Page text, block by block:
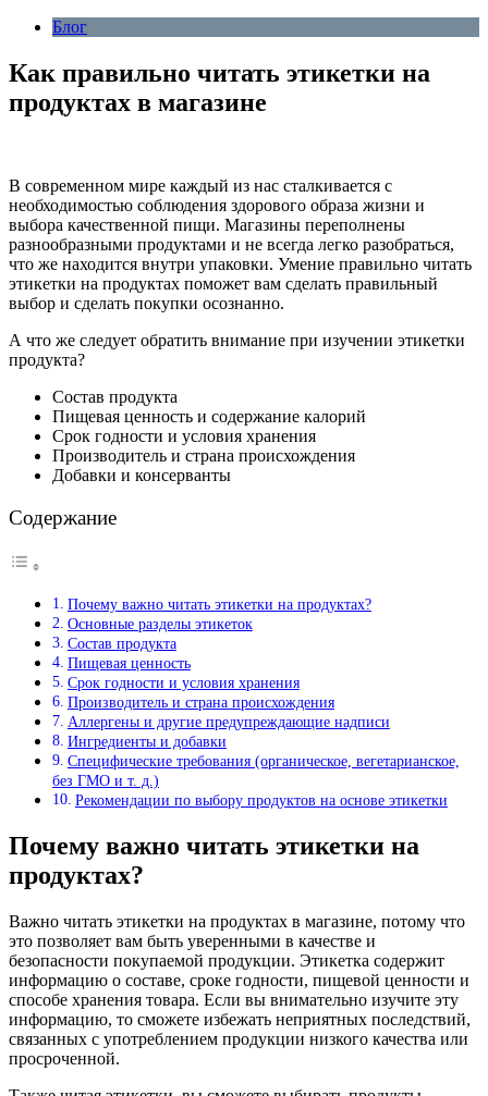
Блог
Как правильно читать этикетки на
продуктах в магазине
В современном мире каждый из нас сталкивается с
необходимостью соблюдения здорового образа жизни и
выбора качественной пищи. Магазины переполнены
разнообразными продуктами и не всегда легко разобраться,
что же находится внутри упаковки. Умение правильно читать
этикетки на продуктах поможет вам сделать правильный
выбор и сделать покупки осознанно.
А что же следует обратить внимание при изучении этикетки
продукта?
Состав продукта
Пищевая ценность и содержание калорий
Срок годности и условия хранения
Производитель и страна происхождения
Добавки и консерванты
Содержание
Почему важно читать этикетки на продуктах?
Основные разделы этикеток
Состав продукта
Пищевая ценность
Срок годности и условия хранения
Производитель и страна происхождения
Аллергены и другие предупреждающие надписи
Ингредиенты и добавки
Специфические требования (органическое, вегетарианское,
без ГМО и т. д.)
Рекомендации по выбору продуктов на основе этикетки
Почему важно читать этикетки на
продуктах?
Важно читать этикетки на продуктах в магазине, потому что
это позволяет вам быть уверенными в качестве и
безопасности покупаемой продукции. Этикетка содержит
информацию о составе, сроке годности, пищевой ценности и
способе хранения товара. Если вы внимательно изучите эту
информацию, то сможете избежать неприятных последствий,
связанных с употреблением продукции низкого качества или
просроченной.